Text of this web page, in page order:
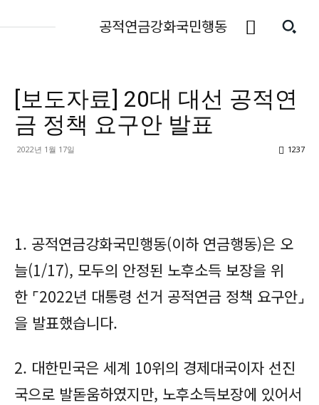
공적연금강화국민행동
[보도자료] 20대 대선 공적연
금 정책 요구안 발표
2022년 1월 17일 1237
1. 공적연금강화국민행동(이하 연금행동)은 오
늘(1/17), 모두의 안정된 노후소득 보장을 위
한 ⌜2022년 대통령 선거 공적연금 정책 요구안⌟
을 발표했습니다.
2. 대한민국은 세계 10위의 경제대국이자 선진
국으로 발돋움하였지만, 노후소득보장에 있어서